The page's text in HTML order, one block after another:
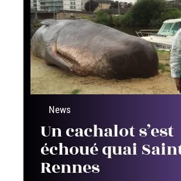
News
Un cachalot s’est
échoué quai
Rennes